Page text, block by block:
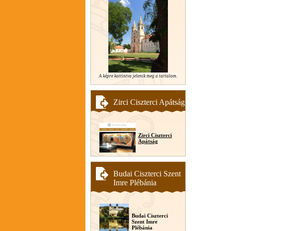
A képre kattintva jelenik meg a tartalom.
Zirci Ciszterci Apátság
Zirci Ciszterci
Apátság
Budai Ciszterci Szent
Imre Plébánia
Budai Ciszterci
Szent Imre
Plébánia